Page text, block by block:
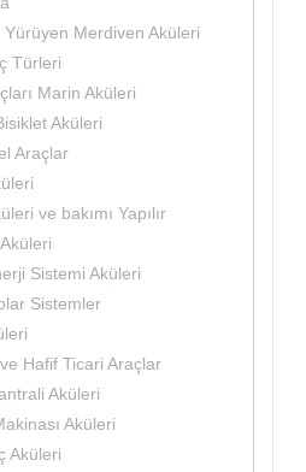
Merdiven Aküleri
Türleri
Marin Aküleri
Aküleri
Araçlar
ve bakımı Yapılır
Sistemi Aküleri
Sistemler
Hafif Ticari Araçlar
Aküleri
Aküleri
Aküleri